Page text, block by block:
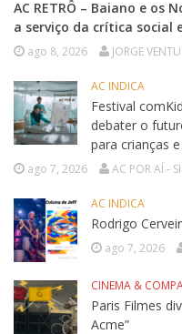
AC RETRÔ – Baiano e os
a serviço da crítica social
ago 8, 2026 JORGE
AC INDICA
Festival
debater o
para crianças
ago 7, 2026 AC POR AÍ -
AC INDICA
Rodrigo
ago 7, 2026
CINEMA &
Paris Filmes
Acme”